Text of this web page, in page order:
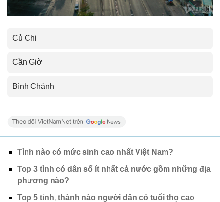
Củ Chi
Cần Giờ
Bình Chánh
Tỉnh nào có mức sinh cao nhất Việt Nam?
Top 3 tỉnh có dân số ít nhất cả nước gồm những địa
phương nào?
Top 5 tỉnh, thành nào người dân có tuổi thọ cao